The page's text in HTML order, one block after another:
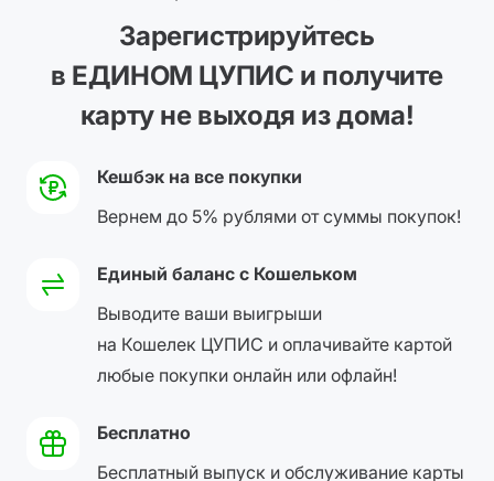
Зарегистрируйтесь
в ЕДИНОМ ЦУПИС и получите
карту не выходя из дома!
Кешбэк на все покупки
Вернем до 5% рублями от суммы покупок!
Единый баланс с Кошельком
Выводите ваши выигрыши
на Кошелек ЦУПИС и оплачивайте картой
любые покупки онлайн или офлайн!
Бесплатно
Бесплатный выпуск и обслуживание карты